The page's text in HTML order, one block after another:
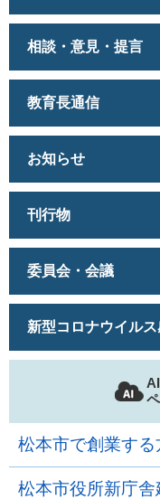
相談・意見・提言
教育長通信
お知らせ
刊行物
委員会・会議
新型コロナウイル
松本市で創業する
松本市役所新庁